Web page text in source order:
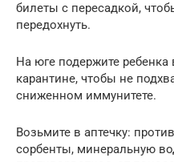
билеты с пересадкой,
передохнуть.
На юге подержите
карантине, чтобы не
сниженном иммунитете.
Возьмите в аптечку:
сорбенты, минеральную